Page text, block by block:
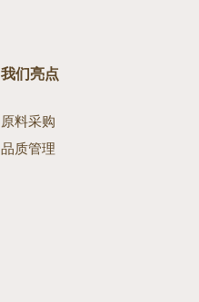
我们亮点
原料采购
品质管理